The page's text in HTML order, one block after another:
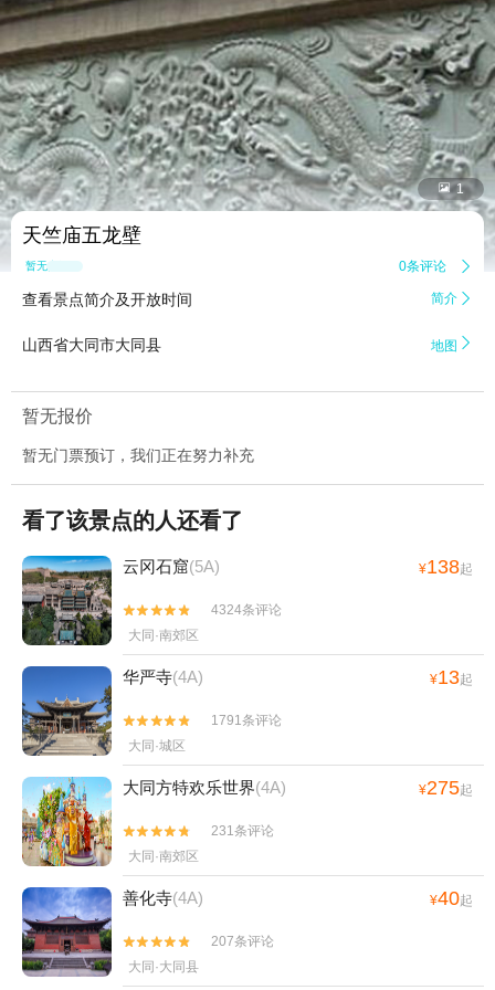
 1
天竺庙五龙壁
暂无点评 0条评论 
查看景点简介及开放时间 简介 
山西省大同市大同县 地图 
暂无报价
暂无门票预订，我们正在努力补充
看了该景点的人还看了
云冈石窟(5A) ¥138起


4324条评论
大同·南郊区
华严寺(4A) ¥13起


1791条评论
大同·城区
大同方特欢乐世界(4A) ¥275起


231条评论
大同·南郊区
善化寺(4A) ¥40起


207条评论
大同·大同县
